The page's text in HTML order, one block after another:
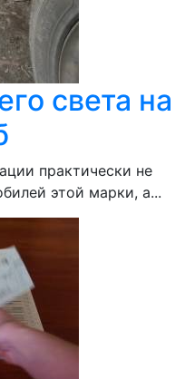
света на
практически не
этой марки, а...